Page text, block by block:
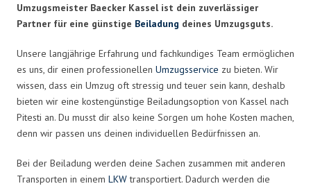
Umzugsmeister Baecker Kassel ist dein zuverlässiger
Partner für eine günstige Beiladung deines Umzugsguts.
Unsere langjährige Erfahrung und fachkundiges Team ermöglichen
es uns, dir einen professionellen Umzugsservice zu bieten. Wir
wissen, dass ein Umzug oft stressig und teuer sein kann, deshalb
bieten wir eine kostengünstige Beiladungsoption von Kassel nach
Pitesti an. Du musst dir also keine Sorgen um hohe Kosten machen,
denn wir passen uns deinen individuellen Bedürfnissen an.
Bei der Beiladung werden deine Sachen zusammen mit anderen
Transporten in einem LKWtransportiert. Dadurch werden die